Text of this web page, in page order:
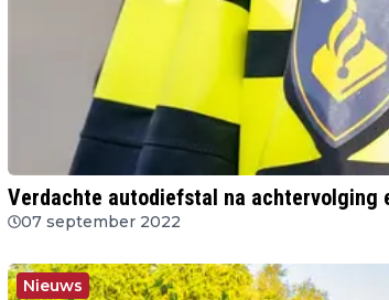
Verdachte autodiefstal na achtervolging
07 september 2022
Nieuws